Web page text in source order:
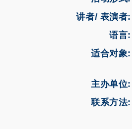
讲者/ 表演者:
语言
适合对象
主办单位
联系方法